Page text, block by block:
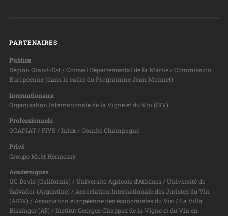
PARTENAIRES
Publics
Région Grand-Est / Conseil Départemental de la Marne / Commission
Européenne (dans le cadre du Programme Jean Monnet)
Internationaux
Organisation Internationale de la Vigne et du Vin (OIV)
Professionnels
OCAPIAT / FIVS / Inlex / Comité Champagne
Privé
Groupe Moët Hennessy
Académiques
UC Davis (California) / Université Agricole d’Athènes / Université de
Salvador (Argentine) / Association Internationale des Juristes du Vin
(AIDV) / Association européenne des économistes du Vin / La Villa
Bissinger (Aÿ) / Institut Georges Chappaz de la Vigne et du Vin en